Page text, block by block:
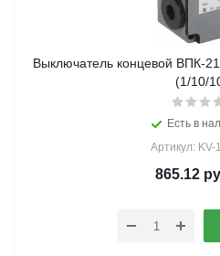
Выключатель концевой ВПК-
(1/10/
Есть в
Артикул: KV-
865.12